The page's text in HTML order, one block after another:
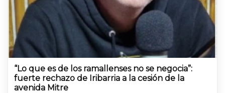
“Lo que es de los ramallenses no se negocia”:
fuerte rechazo de Iribarria a la cesión de la
avenida Mitre